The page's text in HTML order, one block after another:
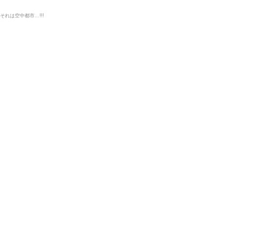
それは空中都市… !!!